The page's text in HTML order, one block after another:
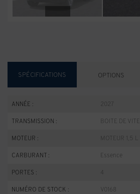
SPÉCIFICATIONS OPTIONS
ANNÉE : 2027
TRANSMISSION : BOITE DE
MOTEUR : MOTEUR 1,5 L
CARBURANT : Essence
PORTES : 4
NUMÉRO DE STOCK : V0168